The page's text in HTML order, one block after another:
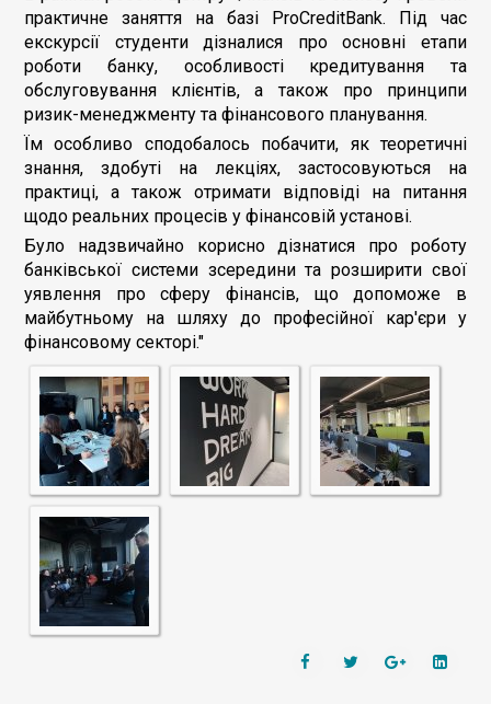
практичне заняття на базі ProCreditBank. Під час
екскурсії студенти дізналися про основні етапи
роботи банку, особливості кредитування та
обслуговування клієнтів, а також про принципи
ризик-менеджменту та фінансового планування.
Їм особливо сподобалось побачити, як теоретичні
знання, здобуті на лекціях, застосовуються на
практиці, а також отримати відповіді на питання
щодо реальних процесів у фінансовій установі.
Було надзвичайно корисно дізнатися про роботу
банківської системи зсередини та розширити свої
уявлення про сферу фінансів, що допоможе в
майбутньому на шляху до професійної кар'єри у
фінансовому секторі."